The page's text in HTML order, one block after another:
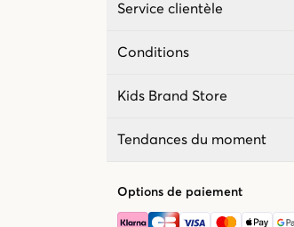
Service clientèle
Conditions
Kids Brand Store
Tendances du moment
Options de paiement